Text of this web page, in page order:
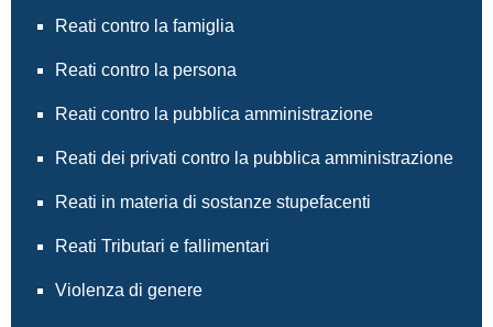
Reati contro la famiglia
Reati contro la persona
Reati contro la pubblica amministrazione
Reati dei privati contro la pubblica amministrazione
Reati in materia di sostanze stupefacenti
Reati Tributari e fallimentari
Violenza di genere